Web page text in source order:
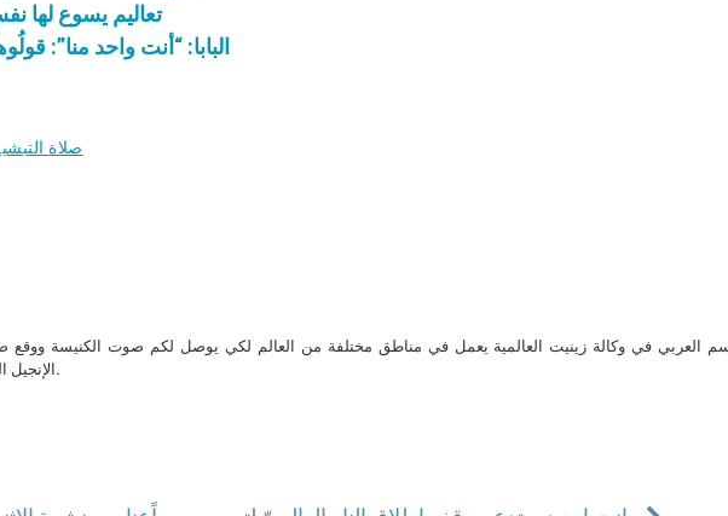
تعاليم يسوع لها
البابا: “أنت واحد منا”:
صلاة
العربي في وكالة زينيت العالمية يعمل في مناطق مختلفة من العالم لكي يوصل لكم صوت الكنيسة ووقع
الإنجيل الحي.